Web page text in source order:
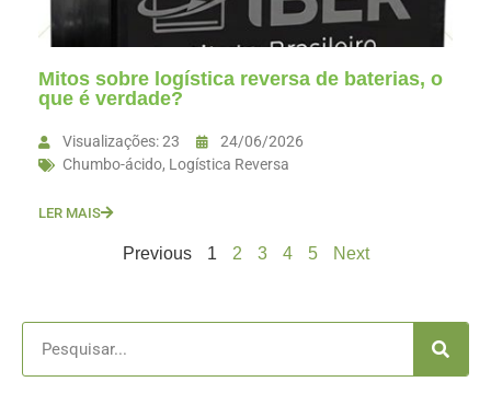
Mitos sobre logística reversa de baterias, o
que é verdade?
Visualizações: 23
24/06/2026
Chumbo-ácido, Logística Reversa
LER MAIS
Previous 1 2 3 4 5 Next